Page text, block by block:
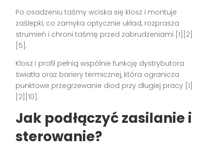
Po osadzeniu taśmy wciska się klosz i montuje
zaślepki, co zamyka optycznie układ, rozprasza
strumień i chroni taśmę przed zabrudzeniami [1][2]
[5].
Klosz i profil pełnią wspólnie funkcję dystrybutora
światła oraz bariery termicznej, która ogranicza
punktowe przegrzewanie diod przy długiej pracy [1]
[2][10].
Jak podłączyć zasilanie i
sterowanie?